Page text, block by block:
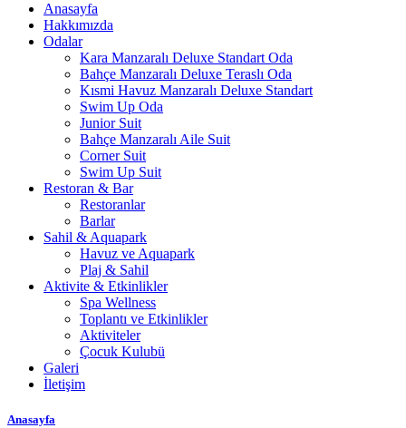
Anasayfa
Hakkımızda
Odalar
Kara Manzaralı Deluxe Standart Oda
Bahçe Manzaralı Deluxe Teraslı Oda
Kısmi Havuz Manzaralı Deluxe Standart
Swim Up Oda
Junior Suit
Bahçe Manzaralı Aile Suit
Corner Suit
Swim Up Suit
Restoran & Bar
Restoranlar
Barlar
Sahil & Aquapark
Havuz ve Aquapark
Plaj & Sahil
Aktivite & Etkinlikler
Spa Wellness
Toplantı ve Etkinlikler
Aktiviteler
Çocuk Kulubü
Galeri
İletişim
Anasayfa